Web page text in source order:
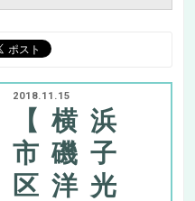
2018.11.15
【横浜
市磯子
区洋光